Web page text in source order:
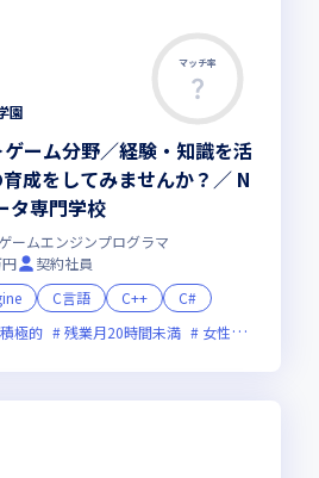
マッチ率
園
ーム分野／経験・知識を活
成をしてみませんか？／ N
タ専門学校
ームエンジンプログラマ
契約社員
C言語 C++
C#
極的 残業月20時間未満 女性エンジニアが活躍中